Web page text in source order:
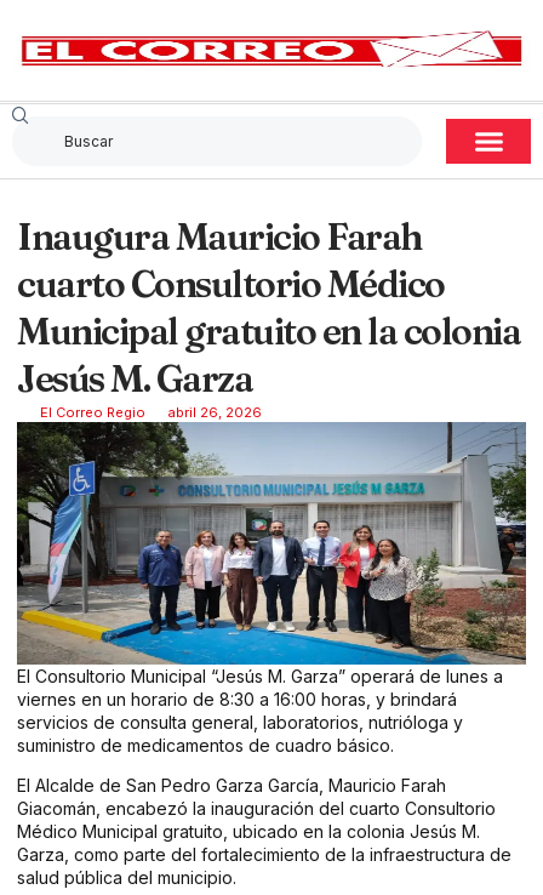
Inaugura Mauricio Farah
cuarto Consultorio Médico
Municipal gratuito en la colonia
Jesús M. Garza
El Correo Regio abril 26, 2026
El Consultorio Municipal “Jesús M. Garza” operará de lunes a
viernes en un horario de 8:30 a 16:00 horas, y brindará
servicios de consulta general, laboratorios, nutrióloga y
suministro de medicamentos de cuadro básico.
El Alcalde de San Pedro Garza García, Mauricio Farah
Giacomán, encabezó la inauguración del cuarto Consultorio
Médico Municipal gratuito, ubicado en la colonia Jesús M.
Garza, como parte del fortalecimiento de la infraestructura de
salud pública del municipio.